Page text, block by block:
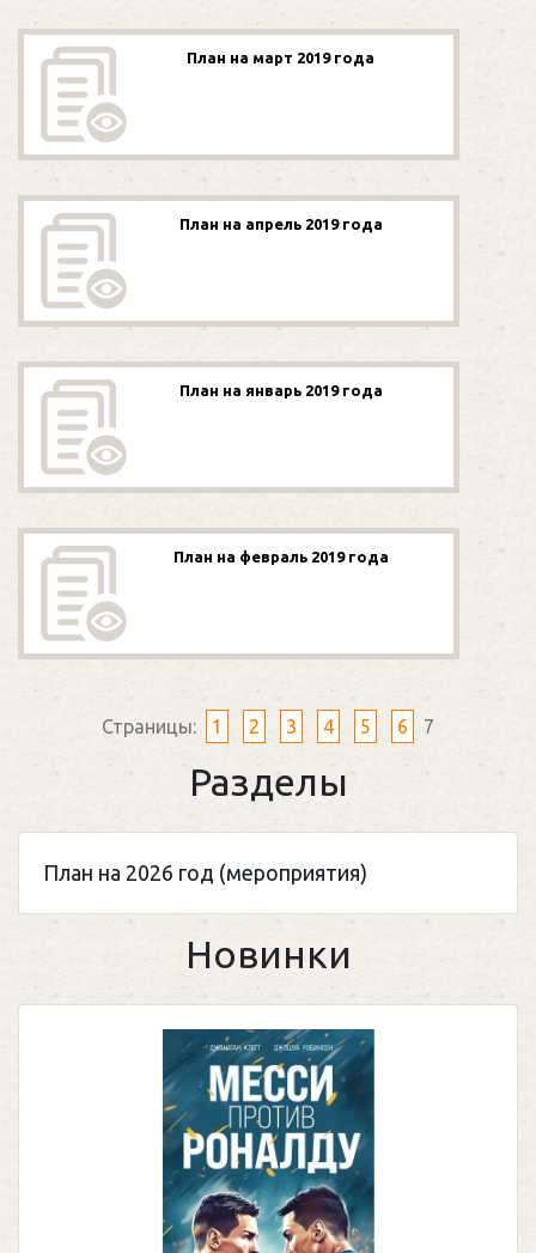
План на март 2019 года
План на апрель 2019 года
План на январь 2019 года
План на февраль 2019 года
Страницы: 1 2 3 4 5 6 7
Разделы
План на 2026 год (мероприятия)
Новинки